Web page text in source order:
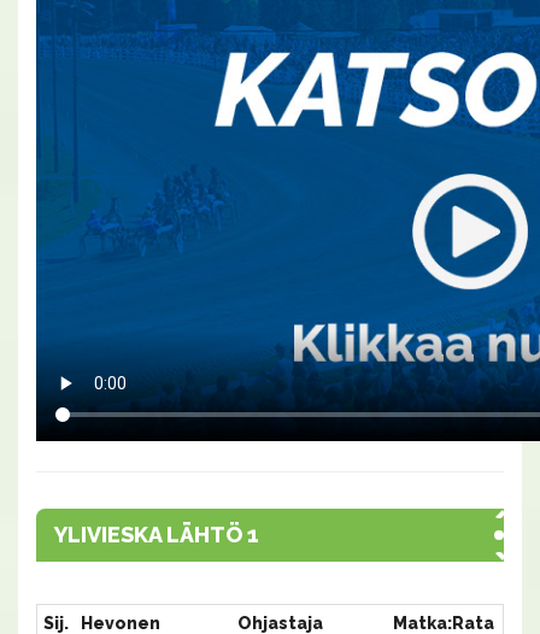
YLIVIESKA LÄHTÖ 1
Sij. Hevonen Ohjastaja Matka:Rata